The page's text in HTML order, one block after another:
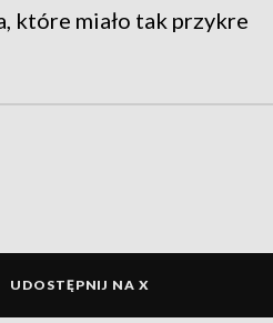
które miało tak przykre
UDOSTĘPNIJ NA X